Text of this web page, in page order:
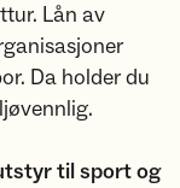
Lån av
Da holder du
til sport og